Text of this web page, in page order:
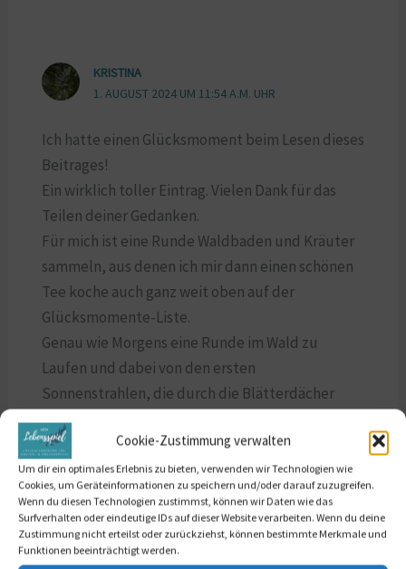
Cookie-Zustimmung verwalten
Um dir ein optimales Erlebnis zu bieten, verwenden wir Technologien wie
Cookies, um Geräteinformationen zu speichern und/oder darauf zuzugreifen.
Wenn du diesen Technologien zustimmst, können wir Daten wie das
Surfverhalten oder eindeutige IDs auf dieser Website verarbeiten. Wenn du deine
Zustimmung nicht erteilst oder zurückziehst, können bestimmte Merkmale und
Funktionen beeinträchtigt werden.
KRISTINA
1. AUGUST 2024 UM 11:54 A.M. UHR
Ich hatte einen Glücksmoment beim Lesen dieses
Beitrages!
Ein wirklich toller Eintrag. Vielen Dank für das
Teilen deiner Gedanken.
Für mich ist eine Runde Waldbaden und Kräuter
sammeln, aus denen ich mir dann einen schönen
Tee koche auch ganz weit oben auf der
Glücksmomente-Liste.
Genau wie Morgens eine Runde im Wald zu
Laufen und dabei von den ersten
Sonnenstrahlen, die durch die Blätterdächer
scheinen, angestrahlt zu werden.
Ein nettes Lächeln von einer fremden Person
oder Zeuge von einem liebevollen Miteinander
zu sein.
Es gibt so viel schönes, wenn man neben der
Negativität noch Platz in seinem Kopf dafür hat. -